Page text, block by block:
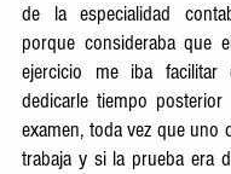
de la especialidad
porque consideraba que
ejercicio me iba
dedicarle tiempo
examen, toda vez que uno
trabaja y si la prueba era